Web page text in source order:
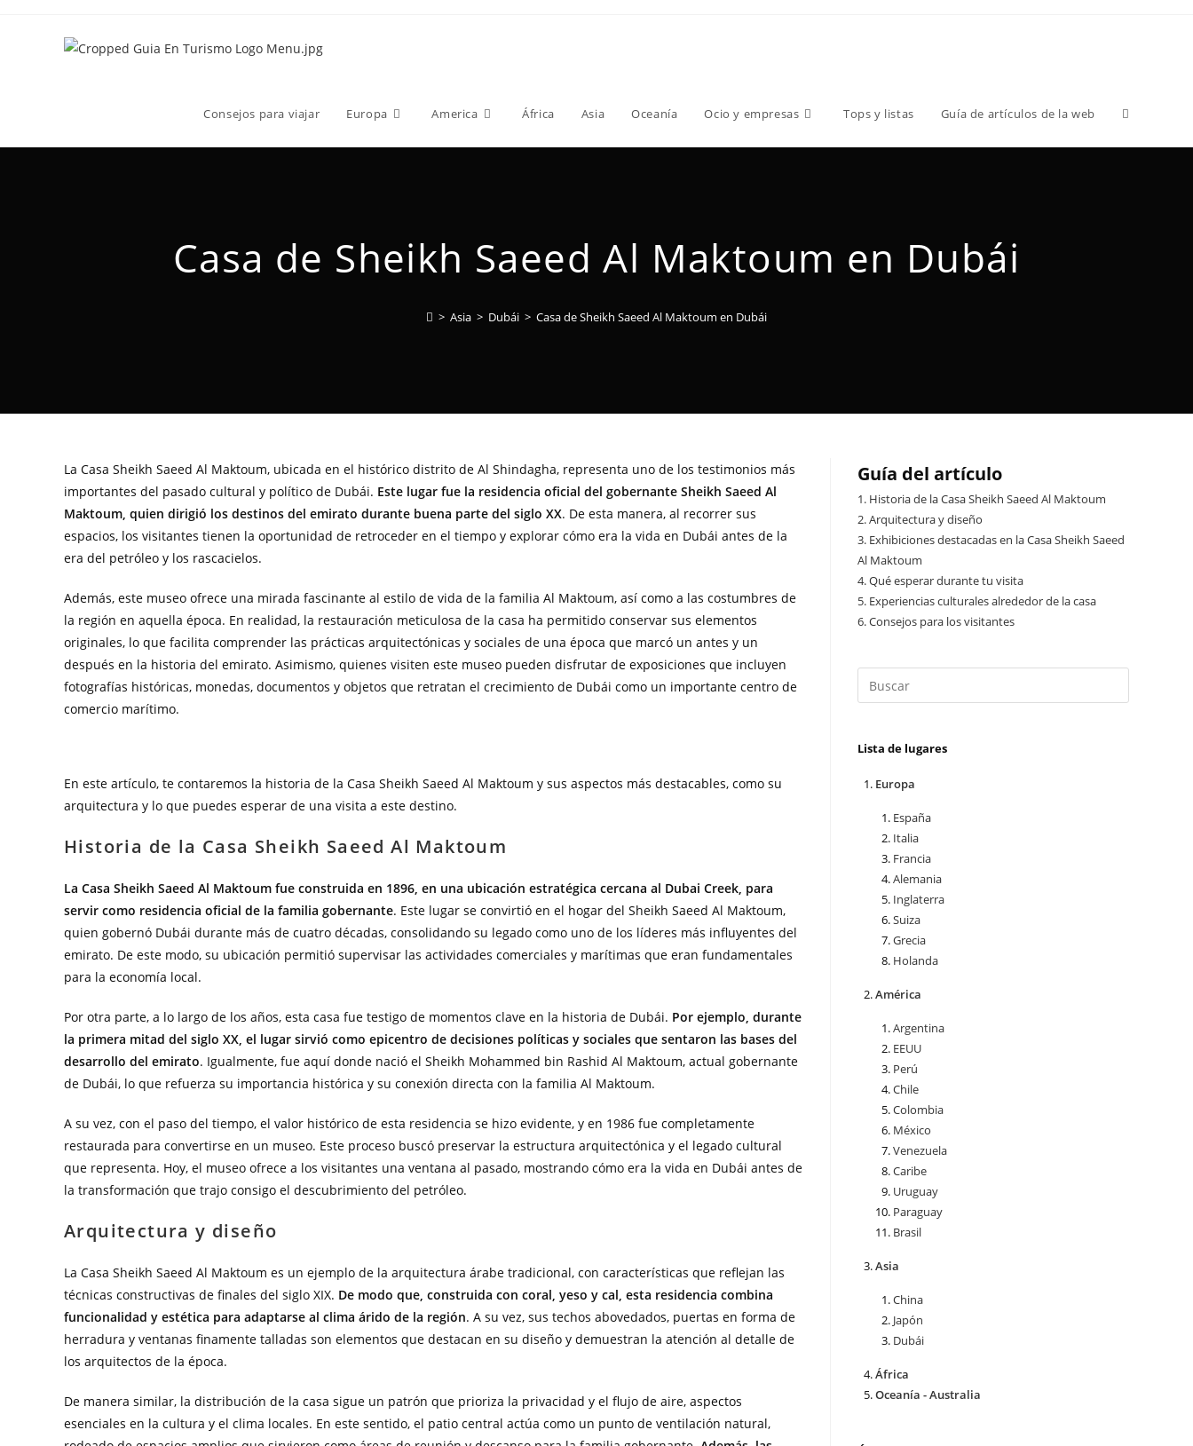
Consejos para viajar Europa America África Asia Oceanía Ocio y empresas Tops y listas Guía de artículos de la web
Casa de Sheikh Saeed Al Maktoum en Dubái
> Asia > Dubái > Casa de Sheikh Saeed Al Maktoum en Dubái
La Casa Sheikh Saeed Al Maktoum, ubicada en el histórico distrito de Al Shindagha, representa uno de los testimonios más
importantes del pasado cultural y político de Dubái. Este lugar fue la residencia oficial del gobernante Sheikh Saeed Al
Maktoum, quien dirigió los destinos del emirato durante buena parte del siglo XX. De esta manera, al recorrer sus
espacios, los visitantes tienen la oportunidad de retroceder en el tiempo y explorar cómo era la vida en Dubái antes de la
era del petróleo y los rascacielos.
Además, este museo ofrece una mirada fascinante al estilo de vida de la familia Al Maktoum, así como a las costumbres de
la región en aquella época. En realidad, la restauración meticulosa de la casa ha permitido conservar sus elementos
originales, lo que facilita comprender las prácticas arquitectónicas y sociales de una época que marcó un antes y un
después en la historia del emirato. Asimismo, quienes visiten este museo pueden disfrutar de exposiciones que incluyen
fotografías históricas, monedas, documentos y objetos que retratan el crecimiento de Dubái como un importante centro de
comercio marítimo.
En este artículo, te contaremos la historia de la Casa Sheikh Saeed Al Maktoum y sus aspectos más destacables, como su
arquitectura y lo que puedes esperar de una visita a este destino.
Historia de la Casa Sheikh Saeed Al Maktoum
La Casa Sheikh Saeed Al Maktoum fue construida en 1896, en una ubicación estratégica cercana al Dubai Creek, para
servir como residencia oficial de la familia gobernante. Este lugar se convirtió en el hogar del Sheikh Saeed Al Maktoum,
quien gobernó Dubái durante más de cuatro décadas, consolidando su legado como uno de los líderes más influyentes del
emirato. De este modo, su ubicación permitió supervisar las actividades comerciales y marítimas que eran fundamentales
para la economía local.
Por otra parte, a lo largo de los años, esta casa fue testigo de momentos clave en la historia de Dubái. Por ejemplo, durante
la primera mitad del siglo XX, el lugar sirvió como epicentro de decisiones políticas y sociales que sentaron las bases del
desarrollo del emirato. Igualmente, fue aquí donde nació el Sheikh Mohammed bin Rashid Al Maktoum, actual gobernante
de Dubái, lo que refuerza su importancia histórica y su conexión directa con la familia Al Maktoum.
A su vez, con el paso del tiempo, el valor histórico de esta residencia se hizo evidente, y en 1986 fue completamente
restaurada para convertirse en un museo. Este proceso buscó preservar la estructura arquitectónica y el legado cultural
que representa. Hoy, el museo ofrece a los visitantes una ventana al pasado, mostrando cómo era la vida en Dubái antes de
la transformación que trajo consigo el descubrimiento del petróleo.
Arquitectura y diseño
La Casa Sheikh Saeed Al Maktoum es un ejemplo de la arquitectura árabe tradicional, con características que reflejan las
técnicas constructivas de finales del siglo XIX. De modo que, construida con coral, yeso y cal, esta residencia combina
funcionalidad y estética para adaptarse al clima árido de la región. A su vez, sus techos abovedados, puertas en forma de
herradura y ventanas finamente talladas son elementos que destacan en su diseño y demuestran la atención al detalle de
los arquitectos de la época.
De manera similar, la distribución de la casa sigue un patrón que prioriza la privacidad y el flujo de aire, aspectos
esenciales en la cultura y el clima locales. En este sentido, el patio central actúa como un punto de ventilación natural,
Guía del artículo
1. Historia de la Casa Sheikh Saeed Al Maktoum
2.Arquitectura y diseño
3. Exhibiciones destacadas en la Casa Sheikh Saeed
Al Maktoum
4.Qué esperar durante tu visita
5. Experiencias culturales alrededor de la casa
6.Consejos para los visitantes
Lista de lugares
Europa
España
Italia
Francia
Alemania
Inglaterra
Suiza
Grecia
Holanda
América
Argentina
EEUU
Perú
Chile
Colombia
México
Venezuela
Caribe
Uruguay
Paraguay
Brasil
Asia
China
Japón
Dubái
África
Oceanía - Australia